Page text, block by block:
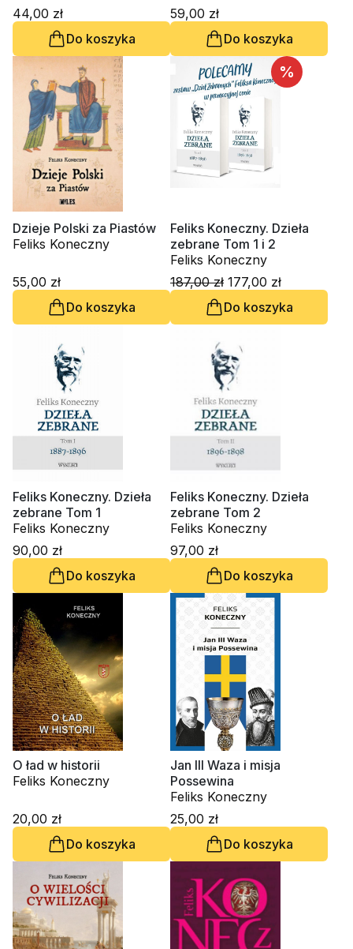
44,00 zł
Do koszyka
59,00 zł
Do koszyka
Dzieje Polski za Piastów
Feliks Koneczny
55,00 zł
Do koszyka
%
Feliks Koneczny. Dzieła
zebrane Tom 1 i 2
Feliks Koneczny
187,00 zł 177,00 zł
Do koszyka
Feliks Koneczny. Dzieła
zebrane Tom 1
Feliks Koneczny
90,00 zł
Do koszyka
Feliks Koneczny. Dzieła
zebrane Tom 2
Feliks Koneczny
97,00 zł
Do koszyka
O ład w historii
Feliks Koneczny
20,00 zł
Do koszyka
Jan III Waza i misja
Possewina
Feliks Koneczny
25,00 zł
Do koszyka